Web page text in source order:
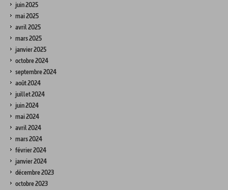
juin 2025
mai 2025
avril 2025
mars 2025
janvier 2025
octobre 2024
septembre 2024
août 2024
juillet 2024
juin 2024
mai 2024
avril 2024
mars 2024
février 2024
janvier 2024
décembre 2023
octobre 2023